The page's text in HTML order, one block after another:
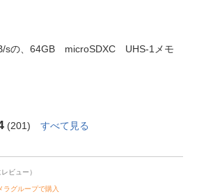
sの、64GB microSDXC UHS-1メモ
(201) すべて見る
ビュー）
ラグループで購入